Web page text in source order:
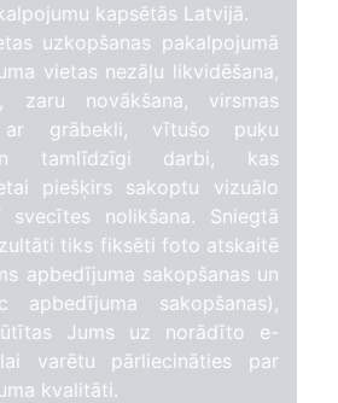
kapsētās Latvijā.
uzkopšanas pakalpojumā
vietas nezāļu likvidēšana,
zaru novākšana, virsmas
ar grābekli, vītušo puķu
tamlīdzīgi darbi, kas
piešķirs sakoptu vizuālo
nolikšana. Sniegtā
tiks fiksēti foto atskaitē
apbedījuma sakopšanas un
apbedījuma sakopšanas),
Jums uz norādīto e-
varētu pārliecināties par
kvalitāti.